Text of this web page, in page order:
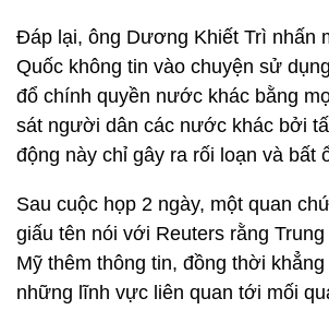
Đáp lại, ông Dương Khiết Trì nhấn
Quốc không tin vào chuyện sử
đổ chính quyền nước khác bằng
sát người dân các nước khác bởi
động này chỉ gây ra rối loạn và bất
Sau cuộc họp 2 ngày, một quan
giấu tên nói với Reuters rằng
Mỹ thêm thông tin, đồng thời
những lĩnh vực liên quan tới mối